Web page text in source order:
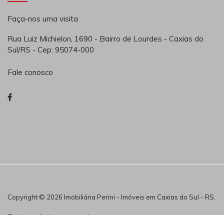
Faça-nos uma visita
Rua Luiz Michielon, 1690 - Bairro de Lourdes - Caxias do
Sul/RS - Cep: 95074-000
Fale conosco
Copyright © 2026 Imobiliária Perini - Imóveis em Caxias do Sul - RS.